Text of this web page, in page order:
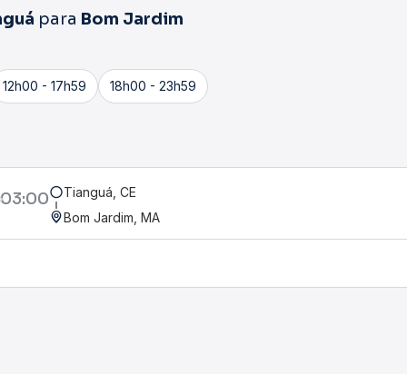
para Bom Jardim
12h00 - 17h59 18h00 - 23h59
03:00
Tianguá, CE
Bom Jardim, MA